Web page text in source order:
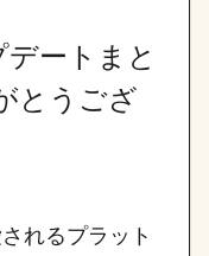
ートまと
とうござ
れるプラット